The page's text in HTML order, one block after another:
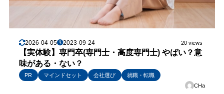
2026-04-05 2023-09-24 20 views
【実体験】専門卒(専門士・高度専門士) やばい？意
味がある・ない？
PR マインドセット 会社選び
就職・転職
CHa